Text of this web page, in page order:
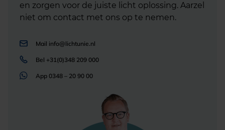
en zorgen voor de juiste licht oplossing. Aarzel
niet om contact met ons op te nemen.
Mail info@lichtunie.nl
Bel +31(0)348 209 000
App 0348 – 20 90 00